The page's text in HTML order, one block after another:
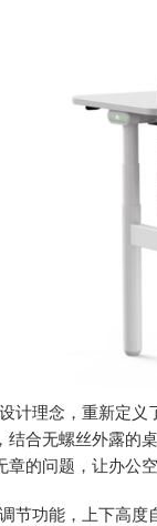
计理念，重新定
合无螺丝外露的
的问题，让办公空
节功能，上下高